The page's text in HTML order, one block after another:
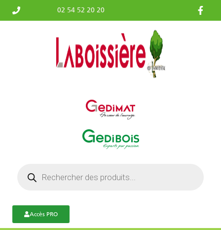
02 54 52 20 20
Accès PRO